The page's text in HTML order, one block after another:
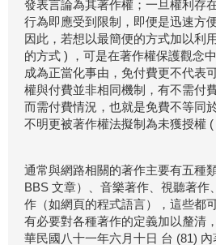
發表言論為其著作權；一旦權利存
行為即應受到限制，即便是迅速方
因此，若想以最簡便的方式加以利
的方式 ) ，可是在著作權保護觀念
成為正當化事由，免付費更不代表
權與付費並非相同機制，有不需付
而需付費情況，也就是免費不等同
不明更被著作權法擬制為未獲授權 (
通常與網路相關的著作主要有五種
BBS 文章）、音樂著作、視聽著作
作（如網頁的程式語言），這些都
有必要對各種著作的定義加以釐清
華民國八十一年六月十日 台 (81)